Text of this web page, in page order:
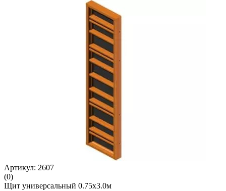
Артикул: 2607
(0)
Щит универсальный 0.75х3.0м